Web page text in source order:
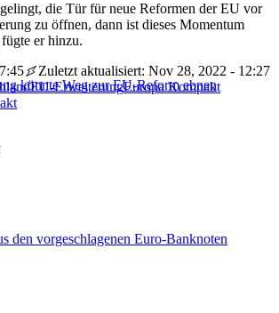
die Tür für neue Reformen der EU vor
zu öffnen, dann ist dieses Momentum
er hinzu.
könnte Weg zur EU-Reform ebnen
Zuletzt aktualisiert: Nov 28, 2022 - 12:27
EU-ErweiterungEuropa Kompakt
den vorgeschlagenen Euro-Banknoten